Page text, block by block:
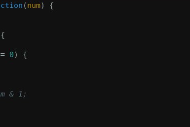
(num)
{
{
0)
{
& 1;